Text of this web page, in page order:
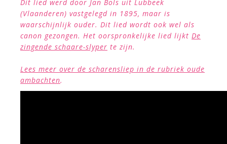
Dit lied werd door Jan Bols uit Lubbeek
(Vlaanderen) vastgelegd in 1895, maar is
waarschijnlijk ouder. Dit lied wordt ook wel als
canon gezongen. Het oorspronkelijke lied lijkt De
zingende schaare-slyper te zijn.
Lees meer over de scharensliep in de rubriek oude
ambachten.